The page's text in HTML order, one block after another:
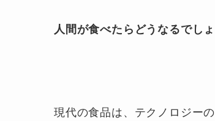
人間が食べたらどうなるでし
現代の食品は、テクノロジー